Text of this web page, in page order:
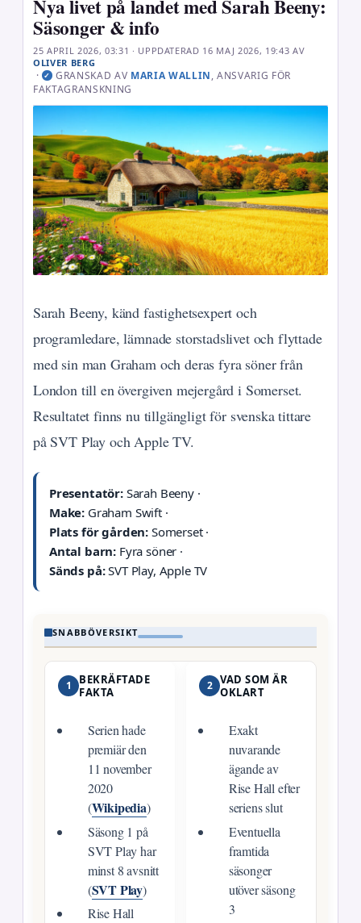
Nya livet på landet med Sarah Beeny:
Säsonger & info
25 APRIL 2026, 03:31 · UPPDATERAD 16 MAJ 2026, 19:43 AV
OLIVER BERG
· ✓ GRANSKAD AV MARIA WALLIN, ANSVARIG FÖR
FAKTAGRANSKNING
Sarah Beeny, känd fastighetsexpert och
programledare, lämnade storstadslivet och flyttade
med sin man Graham och deras fyra söner från
London till en övergiven mejergård i Somerset.
Resultatet finns nu tillgängligt för svenska tittare
på SVT Play och Apple TV.
Presentatör:Sarah Beeny ·
Make: Graham Swift ·
Plats för gården: Somerset ·
Antal barn: Fyra söner ·
Sänds på:SVT Play, Apple TV
SNABBÖVERSIKT
1
BEKRÄFTADE
FAKTA
Serien hade
premiär den
11 november
2020
(Wikipedia)
Säsong 1 på
SVT Play har
minst 8 avsnitt
(SVT Play)
Rise Hall
2 VAD SOM ÄR
OKLART
Exakt
nuvarande
ägande av
Rise Hall efter
seriens slut
Eventuella
framtida
säsonger
utöver säsong
3